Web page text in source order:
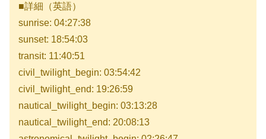
■詳細（英語）
sunrise: 04:27:38
sunset: 18:54:03
transit: 11:40:51
civil_twilight_begin: 03:54:42
civil_twilight_end: 19:26:59
nautical_twilight_begin: 03:13:28
nautical_twilight_end: 20:08:13